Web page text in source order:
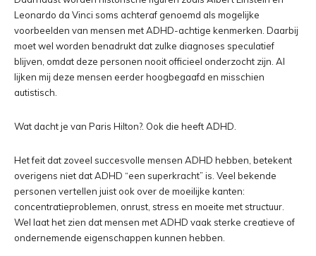
Leonardo da Vinci soms achteraf genoemd als mogelijke
voorbeelden van mensen met ADHD-achtige kenmerken. Daarbij
moet wel worden benadrukt dat zulke diagnoses speculatief
blijven, omdat deze personen nooit officieel onderzocht zijn. Al
lijken mij deze mensen eerder hoogbegaafd en misschien
autistisch.
Wat dacht je van Paris Hilton?. Ook die heeft ADHD.
Het feit dat zoveel succesvolle mensen ADHD hebben, betekent
overigens niet dat ADHD “een superkracht” is. Veel bekende
personen vertellen juist ook over de moeilijke kanten:
concentratieproblemen, onrust, stress en moeite met structuur.
Wel laat het zien dat mensen met ADHD vaak sterke creatieve of
ondernemende eigenschappen kunnen hebben.